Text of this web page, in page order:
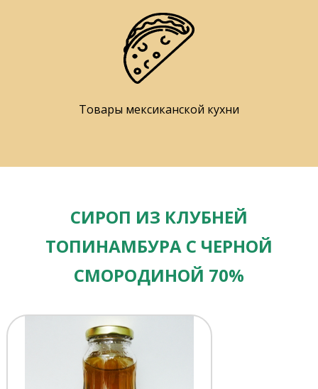
Товары мексиканской кухни
СИРОП ИЗ КЛУБНЕЙ
ТОПИНАМБУРА С ЧЕРНОЙ
СМОРОДИНОЙ 70%